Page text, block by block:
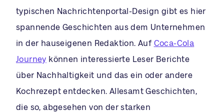
typischen Nachrichtenportal-Design gibt es hier
spannende Geschichten aus dem Unternehmen
in der hauseigenen Redaktion. Auf Coca-Cola
Journey können interessierte Leser Berichte
über Nachhaltigkeit und das ein oder andere
Kochrezept entdecken. Allesamt Geschichten,
die so, abgesehen von der starken